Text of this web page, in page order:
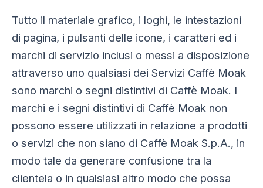
Tutto il materiale grafico, i loghi, le intestazioni
di pagina, i pulsanti delle icone, i caratteri ed i
marchi di servizio inclusi o messi a disposizione
attraverso uno qualsiasi dei Servizi Caffè Moak
sono marchi o segni distintivi di Caffè Moak. I
marchi e i segni distintivi di Caffè Moak non
possono essere utilizzati in relazione a prodotti
o servizi che non siano di Caffè Moak S.p.A., in
modo tale da generare confusione tra la
clientela o in qualsiasi altro modo che possa